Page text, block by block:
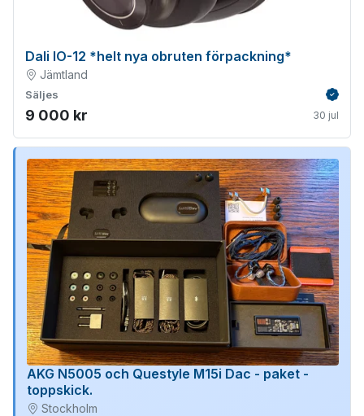
Dali IO-12 *helt nya obruten förpackning*
Jämtland
Säljes
9 000 kr 30 jul
AKG N5005 och Questyle M15i Dac - paket -
toppskick.
Stockholm